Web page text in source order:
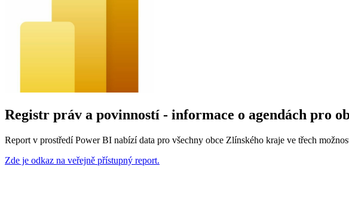
Registr práv a povinností - informace o agendách pro
Report v prostředí Power BI nabízí data pro všechny obce Zlínského kraje ve třech
Zde je odkaz na veřejně přístupný report.